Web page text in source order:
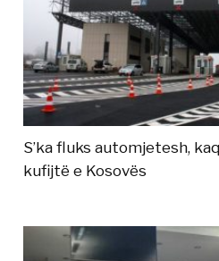
S’ka fluks automjetesh,
kufijtë e Kosovës